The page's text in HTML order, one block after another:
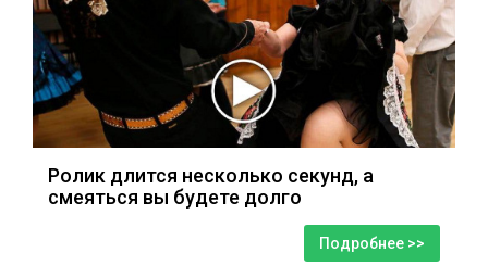
Ролик длится несколько секунд, а
смеяться вы будете долго
Подробнее >>